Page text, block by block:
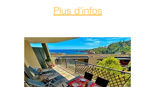
Plus d'infos